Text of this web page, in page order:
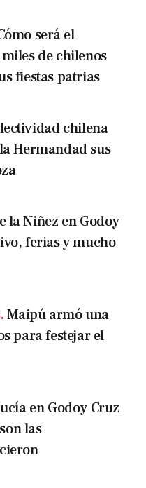
será el
de chilenos
fiestas patrias
chilena
Hermandad sus
la Niñez en Godoy
ferias y mucho
Maipú armó una
para festejar el
en Godoy Cruz
las